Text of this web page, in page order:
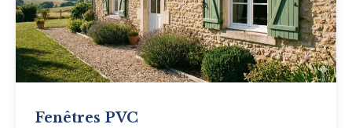
Fenêtres PVC